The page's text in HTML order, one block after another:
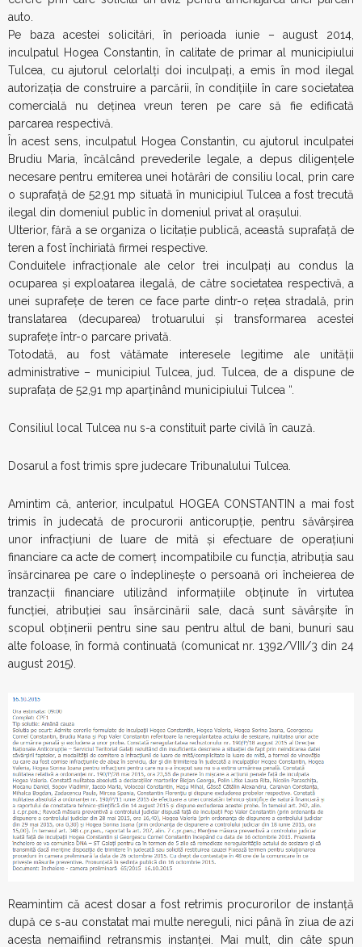
auto.
Pe baza acestei solicitări, în perioada iunie – august 2014,
inculpatul Hogea Constantin, în calitate de primar al municipiului
Tulcea, cu ajutorul celorlalți doi inculpați, a emis în mod ilegal
autorizația de construire a parcării, în condițiile în care societatea
comercială nu deținea vreun teren pe care să fie edificată
parcarea respectivă.
În acest sens, inculpatul Hogea Constantin, cu ajutorul inculpatei
Brudiu Maria, încălcând prevederile legale, a depus diligențele
necesare pentru emiterea unei hotărâri de consiliu local, prin care
o suprafață de 52,91 mp situată în municipiul Tulcea a fost trecută
ilegal din domeniul public în domeniul privat al orașului.
Ulterior, fără a se organiza o licitație publică, această suprafață de
teren a fost închiriată firmei respective.
Conduitele infracționale ale celor trei inculpați au condus la
ocuparea și exploatarea ilegală, de către societatea respectivă, a
unei suprafețe de teren ce face parte dintr-o rețea stradală, prin
translatarea (decuparea) trotuarului și transformarea acestei
suprafețe într-o parcare privată.
Totodată, au fost vătămate interesele legitime ale unității
administrative – municipiul Tulcea, jud. Tulcea, de a dispune de
suprafața de 52,91 mp aparținând municipiului Tulcea “.
Consiliul local Tulcea nu s-a constituit parte civilă în cauză.
Dosarul a fost trimis spre judecare Tribunalului Tulcea.
Amintim că, anterior, inculpatul HOGEA CONSTANTIN a mai fost
trimis în judecată de procurorii anticorupție, pentru săvârșirea
unor infracțiuni de luare de mită și efectuare de operațiuni
financiare ca acte de comerț incompatibile cu funcția, atribuția sau
însărcinarea pe care o îndeplinește o persoană ori încheierea de
tranzacții financiare utilizând informațiile obținute în virtutea
funcției, atribuției sau însărcinării sale, dacă sunt săvârșite în
scopul obținerii pentru sine sau pentru altul de bani, bunuri sau
alte foloase, în formă continuată (comunicat nr. 1392/VIII/3 din 24
august 2015).
Reamintim că acest dosar a fost retrimis procurorilor de instanţă
după ce s-au constatat mai multe nereguli, nici până în ziua de azi
acesta nemaifiind retransmis instanţei. Mai mult, din câte spun